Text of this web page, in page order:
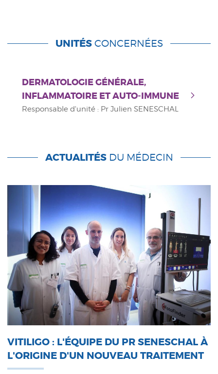
UNITÉSCONCERNÉES
DERMATOLOGIE GÉNÉRALE,
INFLAMMATOIRE ET AUTO-IMMUNE
Responsable d'unité : Pr Julien SENESCHAL
ACTUALITÉSDU MÉDECIN
VITILIGO : L'ÉQUIPE DU PR SENESCHAL À
L'ORIGINE D'UN NOUVEAU TRAITEMENT